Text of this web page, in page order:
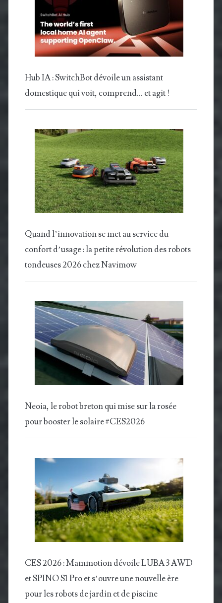
Hub IA : SwitchBot dévoile un assistant
domestique qui voit, comprend… et agit !
Quand l’innovation se met au service du
confort d’usage : la petite révolution des robots
tondeuses 2026 chez Navimow
Neoia, le robot breton qui mise sur la rosée
pour booster le solaire #CES2026
CES 2026 : Mammotion dévoile LUBA 3 AWD
et SPINO S1 Pro et s’ouvre une nouvelle ère
pour les robots de jardin et de piscine